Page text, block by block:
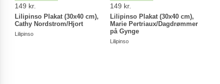
149 kr.
Lilipinso Plakat (30x40 cm),
Cathy Nordstrom/Hjort
Lilipinso
149 kr.
Lilipinso Plakat (30x40 cm),
Marie Pertriaux/Dagdrømmer
på Gynge
Lilipinso